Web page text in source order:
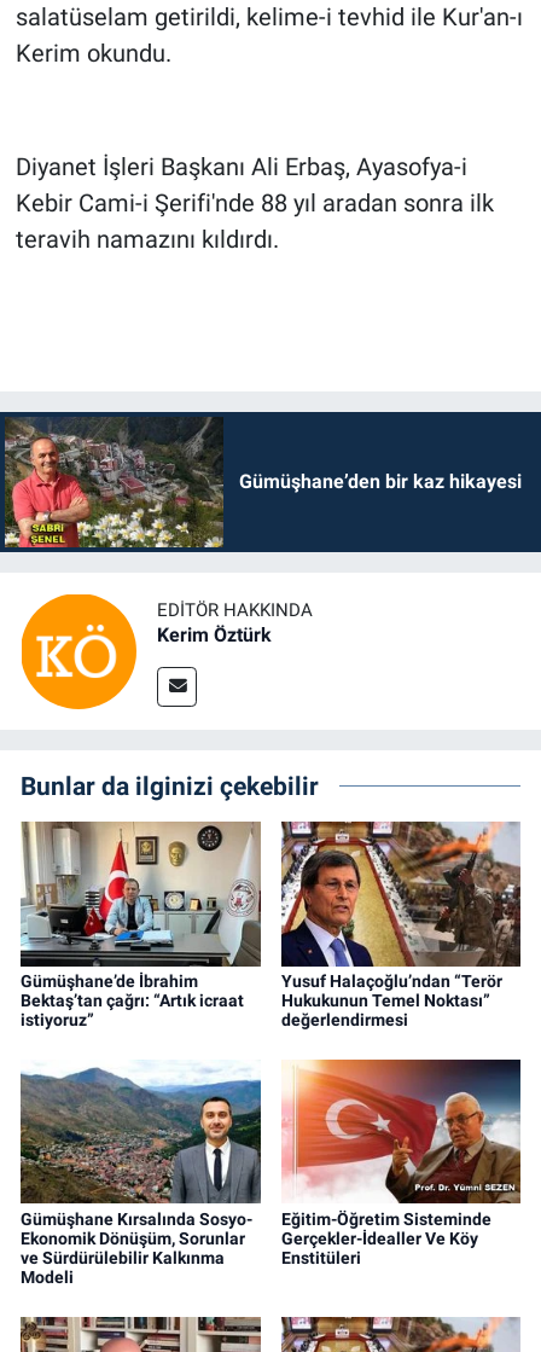
salatüselam getirildi, kelime-i tevhid ile Kur'an-ı
Kerim okundu.
Diyanet İşleri Başkanı Ali Erbaş, Ayasofya-i
Kebir Cami-i Şerifi'nde 88 yıl aradan sonra ilk
teravih namazını kıldırdı.
Gümüşhane’den bir kaz hikayesi
EDITÖR HAKKINDA
Kerim Öztürk
Bunlar da ilginizi çekebilir
Gümüşhane’de İbrahim
Bektaş’tan çağrı: “Artık icraat
istiyoruz”
Yusuf Halaçoğlu’ndan “Terör
Hukukunun Temel Noktası”
değerlendirmesi
Gümüşhane Kırsalında Sosyo-
Ekonomik Dönüşüm, Sorunlar
ve Sürdürülebilir Kalkınma
Modeli
Eğitim-Öğretim Sisteminde
Gerçekler-İdealler Ve Köy
Enstitüleri